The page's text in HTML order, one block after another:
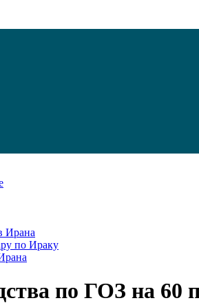
Ирана
по Ираку
по ГОЗ на 60